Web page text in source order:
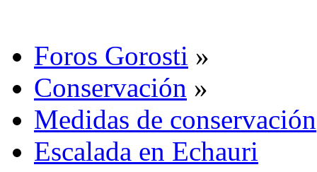
Foros Gorosti »
Conservación »
Medidas de conservación
Escalada en Echauri